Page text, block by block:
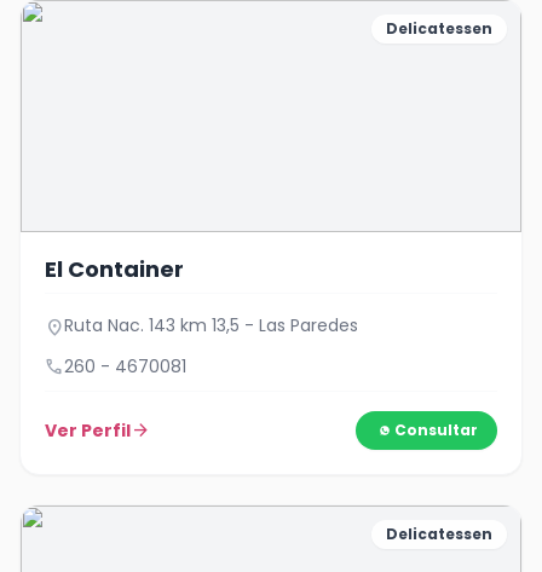
Delicatessen
El Container
location_onRuta Nac. 143 km 13,5 - Las Paredes
call260 - 4670081
Ver Perfilarrow_forward Consultar
Delicatessen